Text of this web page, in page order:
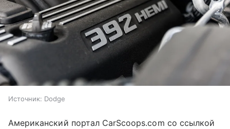
Источник: Dodge
Американский портал CarScoops.com со ссылкой